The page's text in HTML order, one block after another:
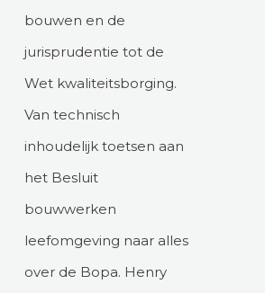
bouwen en de
jurisprudentie tot de
Wet kwaliteitsborging.
Van technisch
inhoudelijk toetsen aan
het Besluit
bouwwerken
leefomgeving naar alles
over de Bopa. Henry